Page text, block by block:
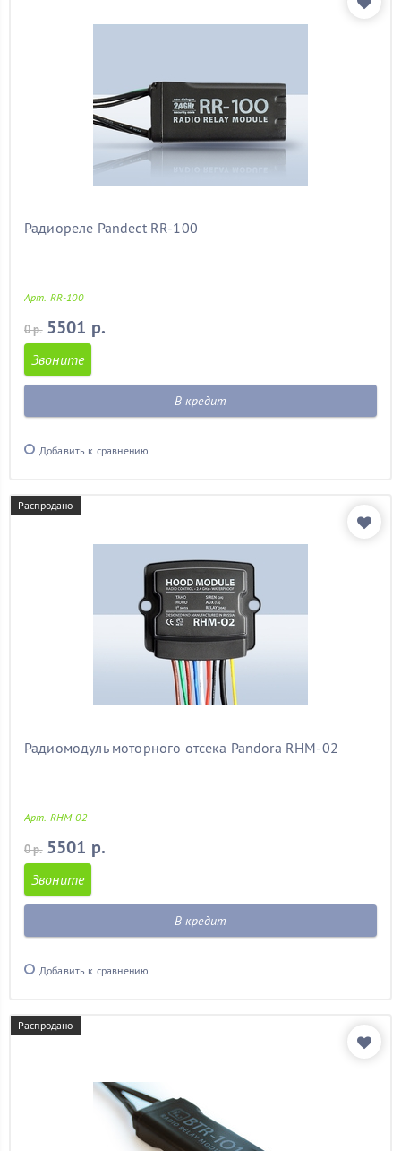
Радиореле Pandect RR-100
Арт. RR-100
0 р. 5501 р.
Звоните
В кредит
Добавить к сравнению
Распродано
Радиомодуль моторного отсека Pandora RHM-02
Арт. RHM-02
0 р. 5501 р.
Звоните
В кредит
Добавить к сравнению
Распродано